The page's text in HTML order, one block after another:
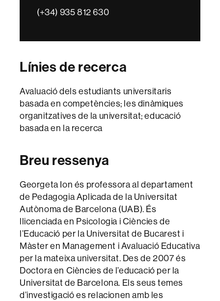
(+34) 935 812 630
Línies de recerca
Avaluació dels estudiants universitaris
basada en competències; les dinàmiques
organitzatives de la universitat; educació
basada en la recerca
Breu ressenya
Georgeta Ion és professora al departament
de Pedagogia Aplicada de la Universitat
Autònoma de Barcelona (UAB). És
llicenciada en Psicologia i Ciències de
l’Educació per la Universitat de Bucarest i
Màster en Management i Avaluació Educativa
per la mateixa universitat. Des de 2007 és
Doctora en Ciències de l’educació per la
Universitat de Barcelona. Els seus temes
d’investigació es relacionen amb les